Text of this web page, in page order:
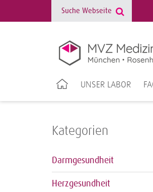
UNSER LABOR
Kategorien
Darmgesundheit
Herzgesundheit